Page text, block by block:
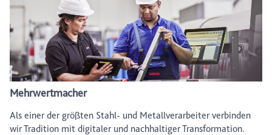
Mehrwertmacher
Als einer der größten Stahl- und Metall­verarbeiter verbinden
wir Tradition mit digitaler und nachhaltiger Transformation.